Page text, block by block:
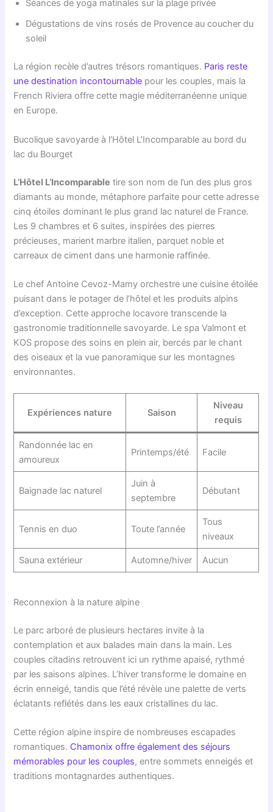
Séances de yoga matinales sur la plage privée
Dégustations de vins rosés de Provence au coucher du
soleil
La région recèle d’autres trésors romantiques. Paris reste
une destination incontournable pour les couples, mais la
French Riviera offre cette magie méditerranéenne unique
en Europe.
Bucolique savoyarde à l’Hôtel L’Incomparable au bord du
lac du Bourget
L’Hôtel L’Incomparable tire son nom de l’un des plus gros
diamants au monde, métaphore parfaite pour cette adresse
cinq étoiles dominant le plus grand lac naturel de France.
Les 9 chambres et 6 suites, inspirées des pierres
précieuses, marient marbre italien, parquet noble et
carreaux de ciment dans une harmonie raffinée.
Le chef Antoine Cevoz-Mamy orchestre une cuisine étoilée
puisant dans le potager de l’hôtel et les produits alpins
d’exception. Cette approche locavore transcende la
gastronomie traditionnelle savoyarde. Le spa Valmont et
KOS propose des soins en plein air, bercés par le chant
des oiseaux et la vue panoramique sur les montagnes
environnantes.
Expériences nature Saison
Niveau
requis
Randonnée lac en
amoureux
Printemps/été Facile
Baignade lac naturel
Juin à
septembre
Débutant
Tennis en duo Toute l’année
Tous
niveaux
Sauna extérieur Automne/hiver Aucun
Reconnexion à la nature alpine
Le parc arboré de plusieurs hectares invite à la
contemplation et aux balades main dans la main. Les
couples citadins retrouvent ici un rythme apaisé, rythmé
par les saisons alpines. L’hiver transforme le domaine en
écrin enneigé, tandis que l’été révèle une palette de verts
éclatants reflétés dans les eaux cristallines du lac.
Cette région alpine inspire de nombreuses escapades
romantiques. Chamonix offre également des séjours
mémorables pour les couples, entre sommets enneigés et
traditions montagnardes authentiques.